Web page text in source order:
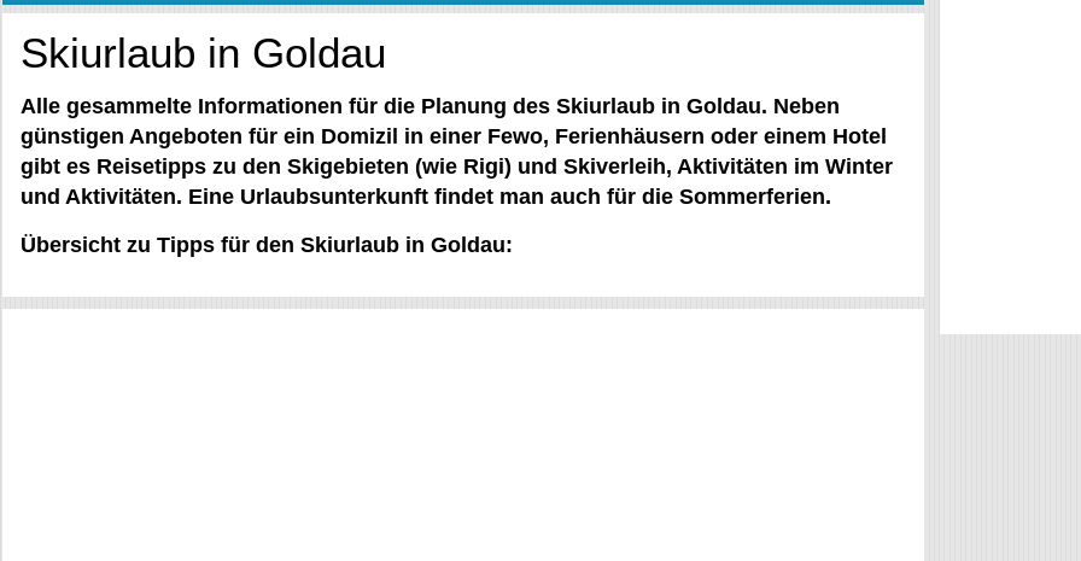
Skiurlaub in Goldau
Alle gesammelte Informationen für die Planung des Skiurlaub in Goldau. Neben
günstigen Angeboten für ein Domizil in einer Fewo, Ferienhäusern oder einem Hotel
gibt es Reisetipps zu den Skigebieten (wie Rigi) und Skiverleih, Aktivitäten im Winter
und Aktivitäten. Eine Urlaubsunterkunft findet man auch für die Sommerferien.
Übersicht zu Tipps für den Skiurlaub in Goldau: